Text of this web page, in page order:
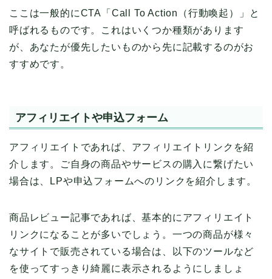
ここは一般的にCTA「Call To Action（行動喚起）」と
呼ばれるものです。これはいくつか種類があります
が、あなたが優先したいものから先に記載するのがお
すすめです。
アフィリエイトや申込フォーム
アフィリエイトであれば、アフィリエイトリンクを紹
介します。ご自身の商品やサービスの購入に繋げたい
場合は、LPや申込フォームへのリンクを紹介します。
商品レビュー記事であれば、基本的にアフィリエイト
リンクになることが多いでしょう。一つの商品が様々
なサイトで販売されている場合は、以下のツールなど
を使ってすっきり綺麗に表示されるようにしましょ